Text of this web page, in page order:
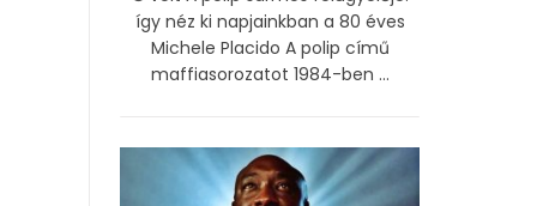
így néz ki napjainkban a 80 éves
Michele Placido A polip című
maffiasorozatot 1984-ben ...